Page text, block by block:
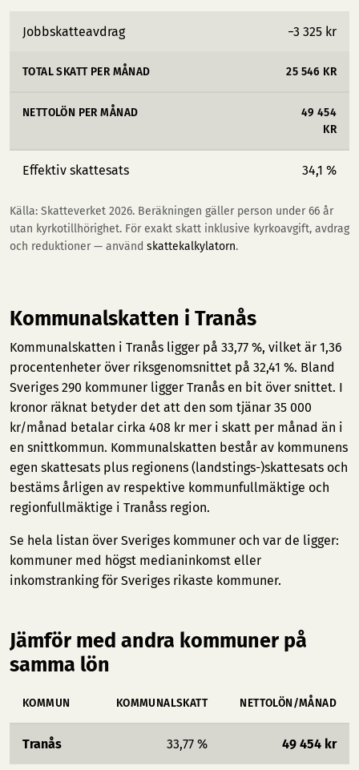
Jobbskatteavdrag −3 325 kr
TOTAL SKATT PER MÅNAD 25 546 KR
NETTOLÖN PER MÅNAD
49 454
KR
Effektiv skattesats 34,1 %
Källa: Skatteverket 2026. Beräkningen gäller person under 66 år
utan kyrkotillhörighet. För exakt skatt inklusive kyrkoavgift, avdrag
och reduktioner — använd skattekalkylatorn.
Kommunalskatten i Tranås
Kommunalskatten i Tranås ligger på 33,77 %, vilket är 1,36
procentenheter över riksgenomsnittet på 32,41 %. Bland
Sveriges 290 kommuner ligger Tranås en bit över snittet. I
kronor räknat betyder det att den som tjänar 35 000
kr/månad betalar cirka 408 kr mer i skatt per månad än i
en snittkommun. Kommunalskatten består av kommunens
egen skattesats plus regionens (landstings-)skattesats och
bestäms årligen av respektive kommunfullmäktige och
regionfullmäktige i Tranåss region.
Se hela listan över Sveriges kommuner och var de ligger:
kommuner med högst medianinkomst eller
inkomstranking för Sveriges rikaste kommuner.
Jämför med andra kommuner på
samma lön
KOMMUN KOMMUNALSKATT NETTOLÖN/MÅNAD
Tranås 33,77 % 49 454 kr